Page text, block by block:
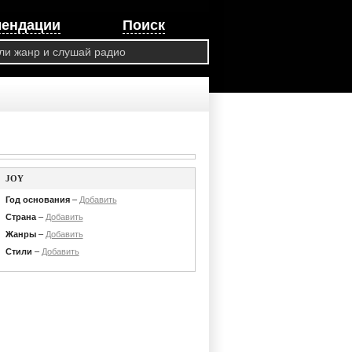
Поиск
JOY
Год основания– Добавить
Страна– Добавить
Жанры– Добавить
Стили – Добавить